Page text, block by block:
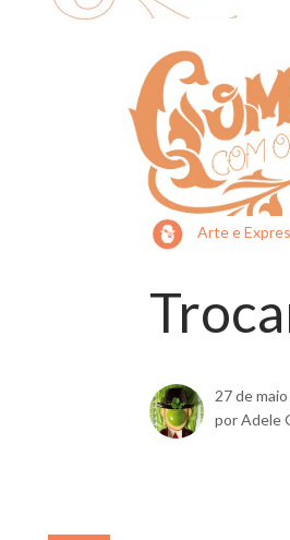
Arte e
27 de
por Adele